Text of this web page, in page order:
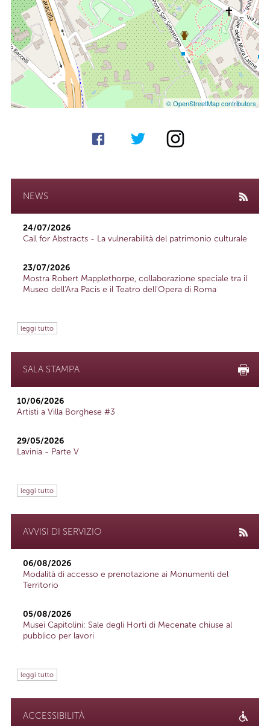
© OpenStreetMap contributors
NEWS
24/07/2026
Call for Abstracts - La vulnerabilità del patrimonio culturale
23/07/2026
Mostra Robert Mapplethorpe, collaborazione speciale tra il
Museo dell'Ara Pacis e il Teatro dell'Opera di Roma
leggi tutto
SALA STAMPA
10/06/2026
Artisti a Villa Borghese #3
29/05/2026
Lavinia - Parte V
leggi tutto
AVVISI DI SERVIZIO
06/08/2026
Modalità di accesso e prenotazione ai Monumenti del
Territorio
05/08/2026
Musei Capitolini: Sale degli Horti di Mecenate chiuse al
pubblico per lavori
leggi tutto
ACCESSIBILITÀ